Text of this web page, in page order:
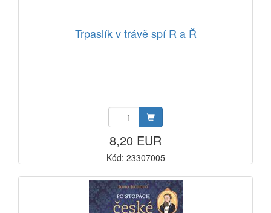
Trpaslík v trávě spí R a Ř
8,20 EUR
Kód: 23307005